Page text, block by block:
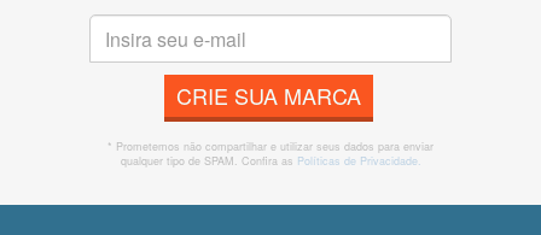
CRIE SUA MARCA
* Prometemos não compartilhar e utilizar seus dados para enviar
qualquer tipo de SPAM. Confira as Políticas de Privacidade.